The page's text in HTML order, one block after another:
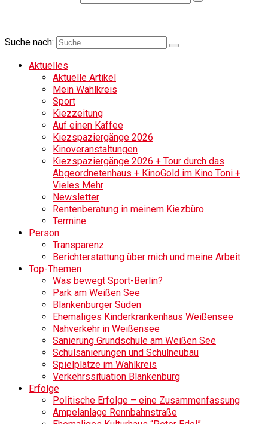
Suche nach:
Aktuelles
Aktuelle Artikel
Mein Wahlkreis
Sport
Kiezzeitung
Auf einen Kaffee
Kiezspaziergänge 2026
Kinoveranstaltungen
Kiezspaziergänge 2026 + Tour durch das
Abgeordnetenhaus + KinoGold im Kino Toni +
Vieles Mehr
Newsletter
Rentenberatung in meinem Kiezbüro
Termine
Person
Transparenz
Berichterstattung über mich und meine Arbeit
Top-Themen
Was bewegt Sport-Berlin?
Park am Weißen See
Blankenburger Süden
Ehemaliges Kinderkrankenhaus Weißensee
Nahverkehr in Weißensee
Sanierung Grundschule am Weißen See
Schulsanierungen und Schulneubau
Spielplätze im Wahlkreis
Verkehrssituation Blankenburg
Erfolge
Politische Erfolge – eine Zusammenfassung
Ampelanlage Rennbahnstraße